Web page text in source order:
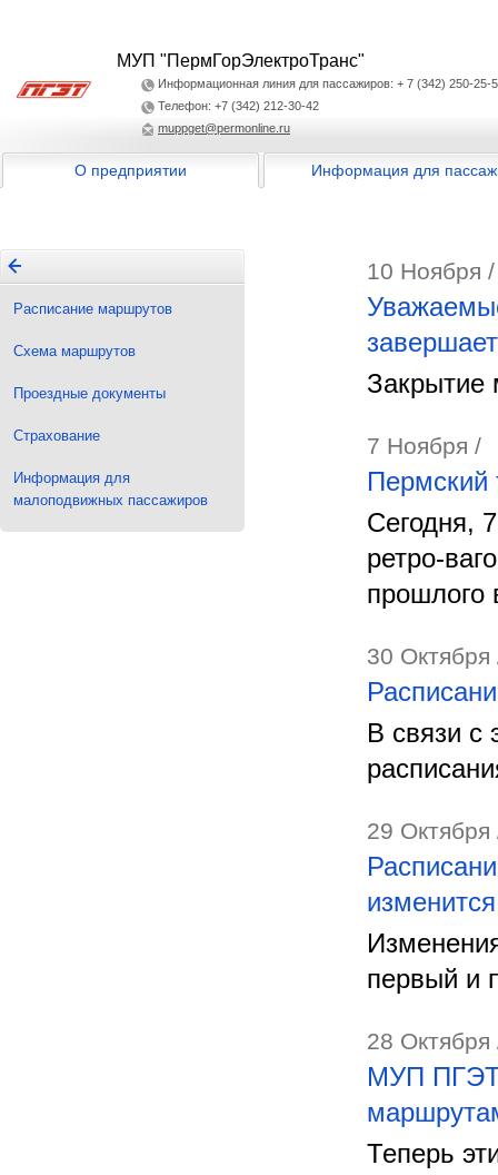
МУП "ПермГорЭлектроТранс"
Информационная линия для пассажиров: + 7 (342) 250-25-
Телефон: +7 (342) 212-30-42
muppget@permonline.ru
О предприятии Информация для
Расписание маршрутов
Схема маршрутов
Проездные документы
Страхование
Информация для
малоподвижных пассажиров
10 Ноября /
Закрытие
7 Ноября /
Пермский
Сегодня,
ретро-
прошлого
30 Октября
В связи с
29 Октября
изменится
первый и
28 Октября
МУП ПГЭТ
Теперь